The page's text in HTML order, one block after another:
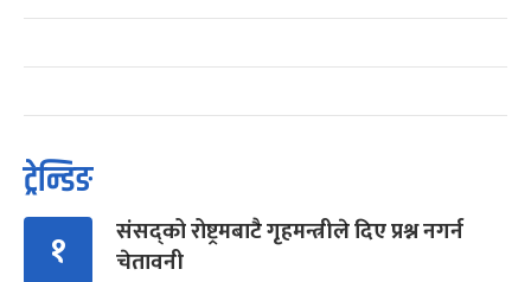
ट्रेन्डिङ
१
संसद्को रोष्ट्रमबाटै गृहमन्त्रीले दिए प्रश्न नगर्न
चेतावनी